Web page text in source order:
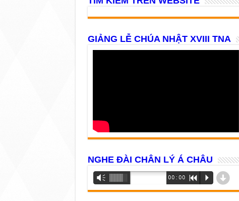
GIẢNG LỄ CHÚA NHẬT XVIII TNA
NGHE ĐÀI CHÂN LÝ Á CHÂU
Trình
phát
âm
Vm 00:00 R P d